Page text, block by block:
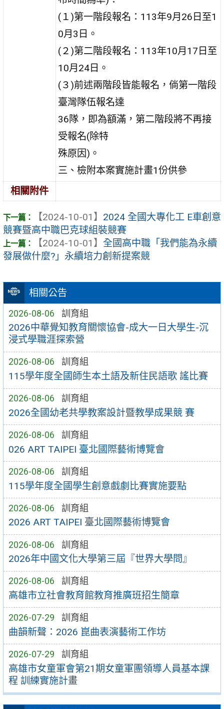
相關公告
2026-08-06 訓育組
2026中華覺知教育關懷協會-成大一日大學生-沉
浸式學職涯探索營
2026-08-06 訓育組
115學年度全國師生本土語及新住民語歌 謠比賽
2026-08-06 訓育組
2026全國幼老共學教案設計暨教學成果競 賽
2026-08-06 訓育組
026 ART TAIPEI 臺北國際藝術博覽會
2026-08-06 訓育組
115學年度全國學生創意戲劇比賽實施要點
2026-08-06 訓育組
2026 ART TAIPEI 臺北國際藝術博覽會
2026-08-06 訓育組
2026年中國文化大學第三屆『世界大學問』
2026-08-06 訓育組
高雄市立社會教育館教育推廣班招生簡章
2026-07-29 訓育組
曲韻新聲：2026 崑曲表演藝術工作坊
2026-07-29 訓育組
高雄市女童軍會第21期女童軍團領導人員基本課
程 訓練實施計畫
(１)第一階段報名：113年9月26日至1
0月3日。
(２)第二階段報名：113年10月17日至
10月24日。
(３)前述兩階段皆能報名，倘第一階段
臺灣隊伍報名達
36隊，即為額滿，第二階段將不再接
受報名(除特
殊原因)。
三、檢附本案實施計畫1份供參
相關附件
【2024-10-01】 2024 全國大專化工 E車創意
競賽暨高中職巴克球組裝競賽
【2024-10-01】 全國高中職「我們能為永續
發展做什麼?」永續培力創新提案競